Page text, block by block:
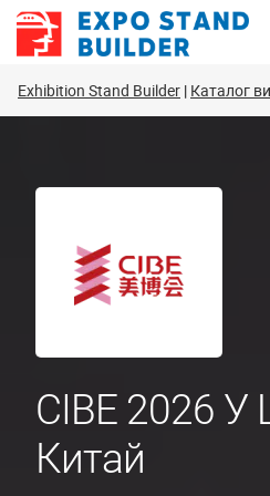
Перейти
Exhibition Stand Builder Каталог
CIBE 2026 У
Китай